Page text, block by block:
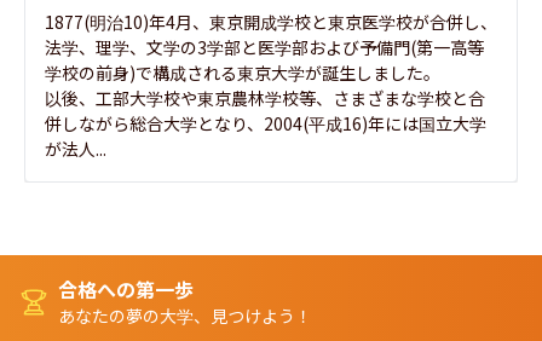
1877(明治10)年4月、東京開成学校と東京医学校が合併し、
法学、理学、文学の3学部と医学部および予備門(第一高等
学校の前身)で構成される東京大学が誕生しました。
以後、工部大学校や東京農林学校等、さまざまな学校と合
併しながら総合大学となり、2004(平成16)年には国立大学
が法人...
合格への第一歩
あなたの夢の大学、見つけよう！